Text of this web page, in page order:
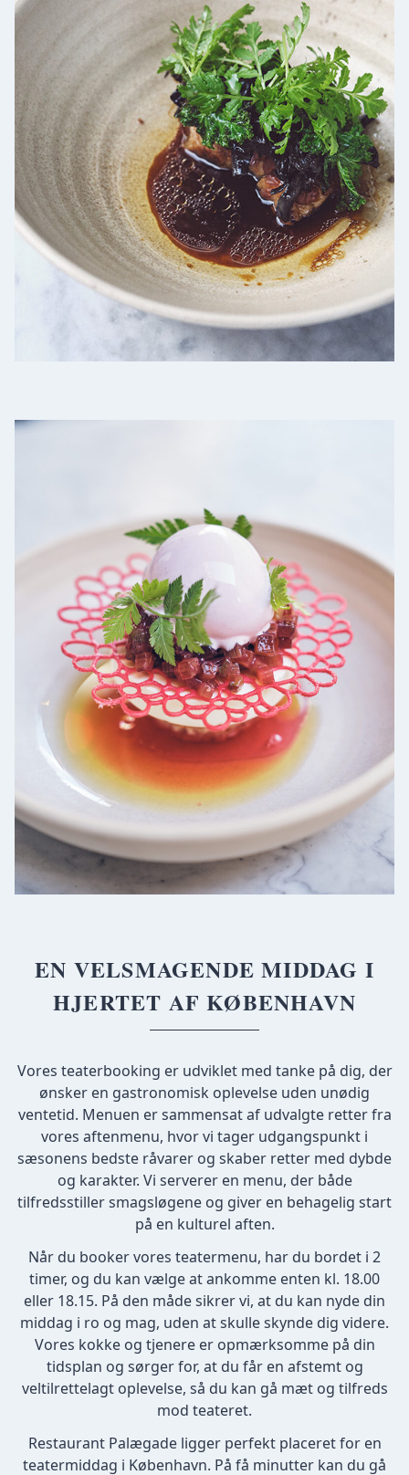
EN VELSMAGENDE MIDDAG I
HJERTET AF KØBENHAVN
Vores teaterbooking er udviklet med tanke på dig, der
ønsker en gastronomisk oplevelse uden unødig
ventetid. Menuen er sammensat af udvalgte retter fra
vores aftenmenu, hvor vi tager udgangspunkt i
sæsonens bedste råvarer og skaber retter med dybde
og karakter. Vi serverer en menu, der både
tilfredsstiller smagsløgene og giver en behagelig start
på en kulturel aften.
Når du booker vores teatermenu, har du bordet i 2
timer, og du kan vælge at ankomme enten kl. 18.00
eller 18.15. På den måde sikrer vi, at du kan nyde din
middag i ro og mag, uden at skulle skynde dig videre.
Vores kokke og tjenere er opmærksomme på din
tidsplan og sørger for, at du får en afstemt og
veltilrettelagt oplevelse, så du kan gå mæt og tilfreds
mod teateret.
Restaurant Palægade ligger perfekt placeret for en
teatermiddag i København. På få minutter kan du gå